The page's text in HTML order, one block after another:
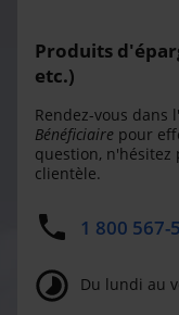
Produits
etc.)
Rendez-vous dans l'
Bénéficiaire pour
question, n'hésitez
clientèle.
1 800 567-
Du lundi au